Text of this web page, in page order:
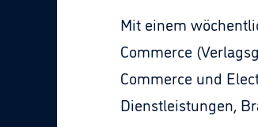
Mit einem
Commerce
Commerce und
Dienstleistungen,